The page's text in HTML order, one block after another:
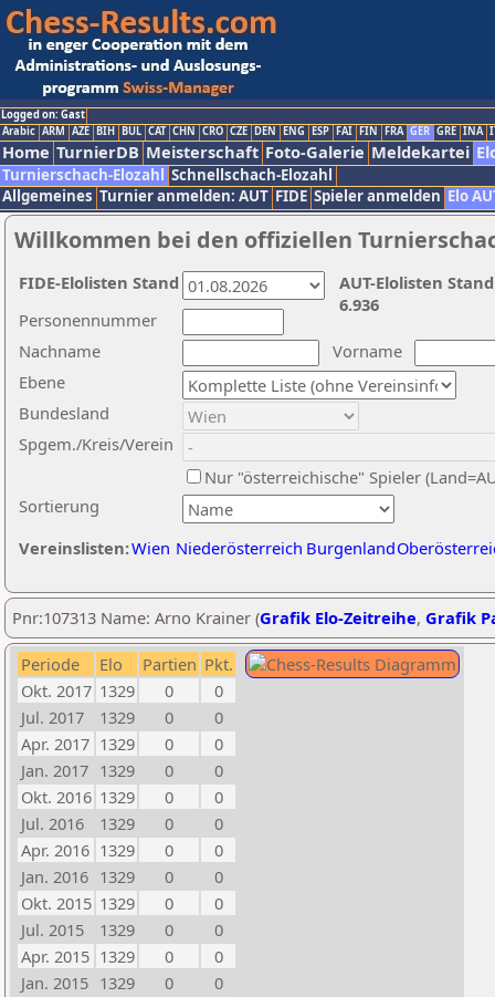
Logged on: Gast
Arabic ARM AZE BIH BUL CAT CHN CRO CZE DEN ENG ESP FAI FIN FRA GER GRE INA
Home TurnierDB Meisterschaft Foto-Galerie Meldekartei
Turnierschach-Elozahl Schnellschach-Elozahl
Allgemeines Turnier anmelden: AUT FIDE Spieler anmelden Elo
Willkommen bei den offiziellen
Nachname
Vorname
Ebene
Sortierung
Personennummer
Bundesland
Spgem./Kreis/Verein
Nur "österreichische" Spieler
Vereinslisten:Wien Niederösterreich Burgenland
AUT-Elolisten
6.936
FIDE-Elolisten Stand
Pnr:107313 Name: Arno Krainer (Grafik Elo-Zeitreihe, Grafik
Periode Elo Partien Pkt.
Okt. 2017 1329 0
0
Jul. 2017
1329 0
0
Apr. 2017 1329 0
0
Jan. 2017 1329 0
0
Okt. 2016 1329 0
0
Jul. 2016
1329 0
0
Apr. 2016 1329 0
0
Jan. 2016 1329 0
0
Okt. 2015 1329 0
0
Jul. 2015
1329 0
0
Apr. 2015 1329 0
0
Jan. 2015 1329 0
0